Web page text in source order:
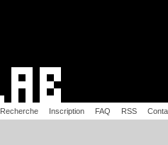
Recherche Inscription FAQ RSS